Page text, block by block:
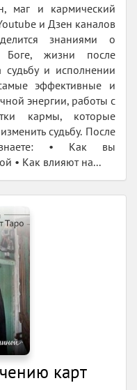
маг и кармический
и Дзен каналов
знаниями о
Боге, жизни после
и исполнении
эффективные и
энергии, работы с
кармы, которые
судьбу. После
• Как вы
• Как влияют на...
карт